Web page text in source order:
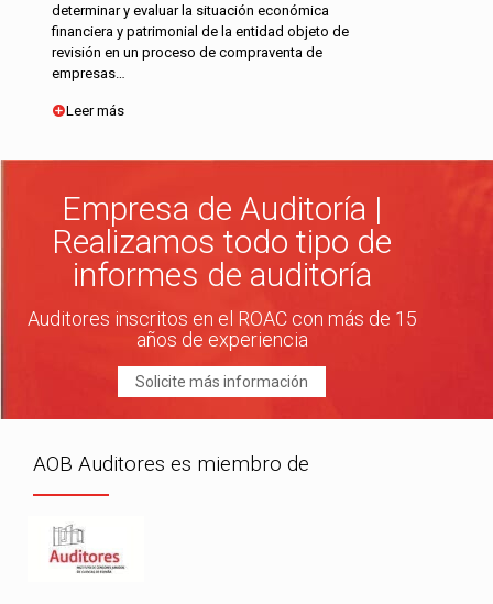
determinar y evaluar la situación económica
financiera y patrimonial de la entidad objeto de
revisión en un proceso de compraventa de
empresas…
Leer más
Empresa de Auditoría |
Realizamos todo tipo de
informes de auditoría
Auditores inscritos en el ROAC con más de 15
años de experiencia
Solicite más información
AOB Auditores es miembro de